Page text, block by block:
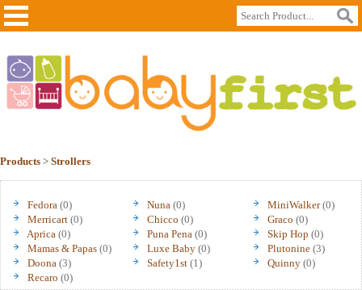
Products > Strollers
Fedora (0) Nuna (0) MiniWalker(0)
Merricart (0) Chicco (0) Graco (0)
Aprica (0) Puna Pena (0) Skip Hop (0)
Mamas & Papas (0) Luxe Baby (0) Plutonine (3)
Doona (3) Safety1st (1) Quinny (0)
Recaro (0)